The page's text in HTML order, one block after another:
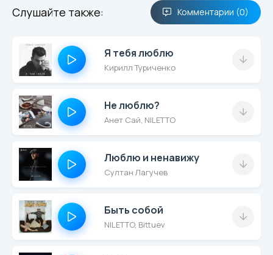
Слушайте также: Комментарии (0)
Я тебя люблю
Кирилл Туриченко
Не люблю?
Анет Сай, NILETTO
Люблю и ненавижу
Султан Лагучев
Быть собой
NILETTO, Bittuev